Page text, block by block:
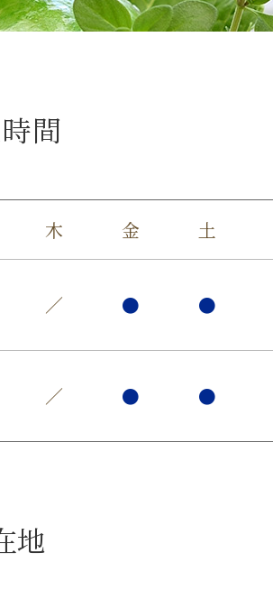
間
木 金 土
／ ● ●
／ ● ●
地